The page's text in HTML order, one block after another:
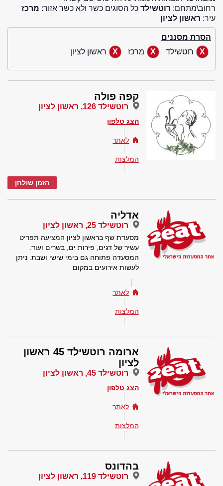
רחוב\מתחם: רוטשילד כל הסוגים כשר ולא כשר אזור: מרכז
עיר: ראשון לציון
הסרת מסננים
רוטשילד
מרכז ראשון לציון
קפה פולה
רוטשילד 126, ראשון לציון
הצג טלפון
לאתר
המלצות
הזמן שולחן
אדליה
רוטשילד 25, ראשון לציון
מסעדת שף בראשון לציון המציעה תפריט
עשיר של דגים, פירות ים, בשרים ועוד.
המסעדה פתוחה גם בימי שישי ושבת. ניתן
לעשות אירועים במקום
לאתר
המלצות
ארומה רוטשילד 45 ראשון
לציון
רוטשילד 45, ראשון לציון
הצג טלפון
לאתר
המלצות
בהדונס
רוטשילד 119, ראשון לציון